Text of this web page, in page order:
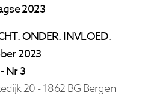
2023
ONDER. INVLOED.
2023
Nr 3
20 - 1862 BG Bergen